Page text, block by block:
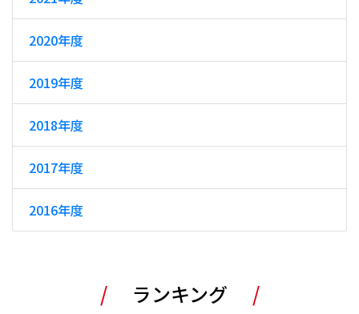
2020年度
2019年度
2018年度
2017年度
2016年度
ランキング